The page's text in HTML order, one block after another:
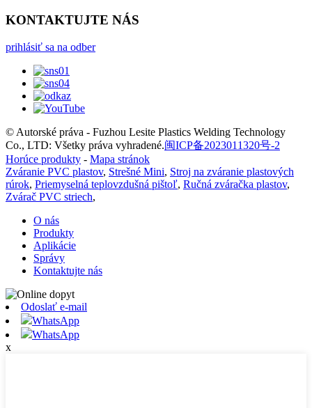
KONTAKTUJTE NÁS
prihlásiť sa na odber
© Autorské práva - Fuzhou Lesite Plastics Welding Technology
Co., LTD: Všetky práva vyhradené.闽ICP备2023011320号-2
Horúce produkty - Mapa stránok
Zváranie PVC plastov, Strešné Mini, Stroj na zváranie plastových
rúrok, Priemyselná teplovzdušná pištoľ, Ručná zváračka plastov,
Zvárač PVC striech,
O nás
Produkty
Aplikácie
Správy
Kontaktujte nás
Odoslať e-mail
WhatsApp
WhatsApp
x